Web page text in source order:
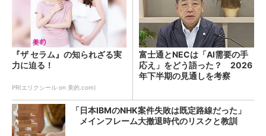
『ザ セラム』の知られざる実
力に迫る！
PR(エリクシール on 美的.com)
富士通とNECは「AI需要の手
応え」をどう語った？ 2026
年下半期の見通しを考察
「日本IBMのNHK案件失敗は既定路線だった」
メインフレーム大撤退時代のリスクと教訓